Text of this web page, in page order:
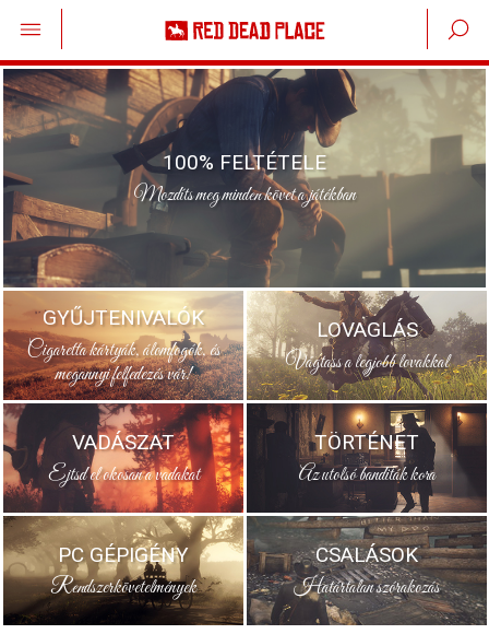
100% FELTÉTELE
Mozdíts meg minden követ a játékban
GYŰJTENIVALÓK
Cigaretta kártyák, álomfogók, és
megannyi felfedezés vár!
LOVAGLÁS
Vágtass a legjobb lovakkal
VADÁSZAT
Ejtsd el okosan a vadakat
TÖRTÉNET
Az utolsó banditák kora
PC GÉPIGÉNY
Rendszerkövetelmények
CSALÁSOK
Határtalan szórakozás